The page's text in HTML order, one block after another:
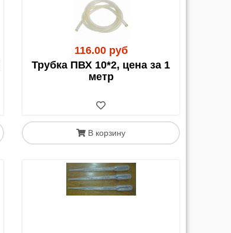
116.00 руб
Трубка ПВХ 10*2, цена за 1
метр
В корзину